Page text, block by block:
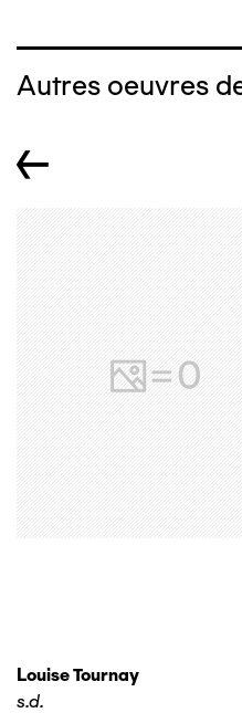
Autres oeuvres
←
Louise Tournay
s.d.